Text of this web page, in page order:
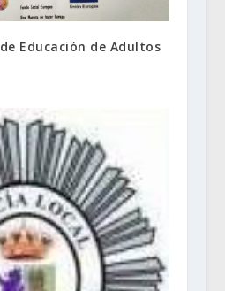
Educación de Adultos